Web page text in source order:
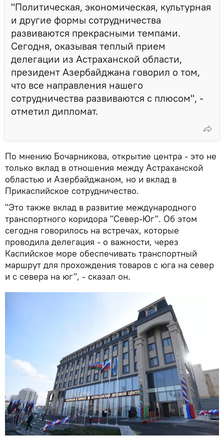
"Политическая, экономическая, культурная
и другие формы сотрудничества
развиваются прекрасными темпами.
Сегодня, оказывая теплый прием
делегации из Астраханской области,
президент Азербайджана говорил о том,
что все направления нашего
сотрудничества развиваются с плюсом", -
отметил дипломат.
По мнению Бочарникова, открытие центра - это не
только вклад в отношения между Астраханской
областью и Азербайджаном, но и вклад в
Прикаспийское сотрудничество.
"Это также вклад в развитие международного
транспортного коридора "Север-Юг". Об этом
сегодня говорилось на встречах, которые
проводила делегация - о важности, через
Каспийское море обеспечивать транспортный
маршрут для прохождения товаров с юга на север
и с севера на юг", - сказал он.